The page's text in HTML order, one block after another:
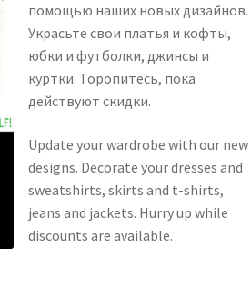
помощью наших новых дизайнов.
Украсьте свои платья и кофты,
юбки и футболки, джинсы и
куртки. Торопитесь, пока
действуют скидки.
Update your wardrobe with our new
designs. Decorate your dresses and
sweatshirts, skirts and t-shirts,
jeans and jackets. Hurry up while
discounts are available.